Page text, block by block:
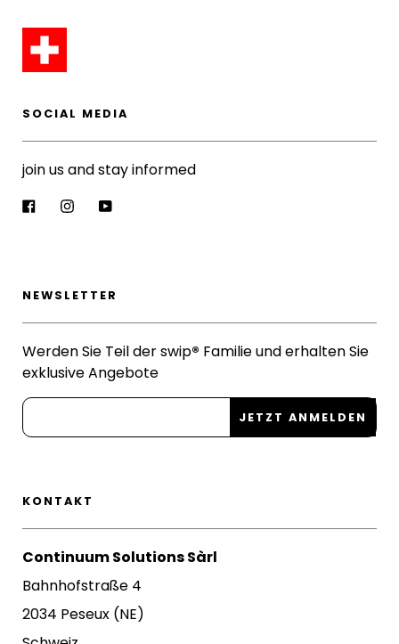
SOCIAL MEDIA
join us and stay informed
FacebookInstagramYouTube
NEWSLETTER
Werden Sie Teil der swip® Familie und erhalten Sie
exklusive Angebote
KONTAKT
Continuum Solutions Sàrl
Bahnhofstraße 4
2034 Peseux (NE)